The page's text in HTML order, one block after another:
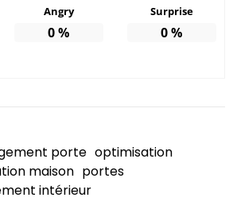
Angry
0%
Surprise
0%
porte optimisation
maison portes
intérieur